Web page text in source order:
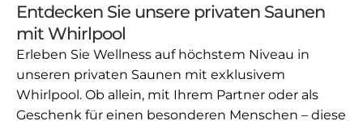
Entdecken Sie unsere privaten Saunen
mit Whirlpool
Erleben Sie Wellness auf höchstem Niveau in
unseren privaten Saunen mit exklusivem
Whirlpool. Ob allein, mit Ihrem Partner oder als
Geschenk für einen besonderen Menschen – diese